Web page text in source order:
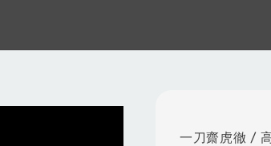
一刀齋虎徹 /